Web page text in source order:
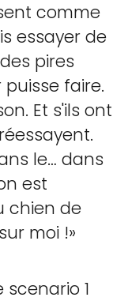
comme
essayer de
pires
faire.
Et s'ils ont
le… dans
est
chien de
moi !»
scenario 1